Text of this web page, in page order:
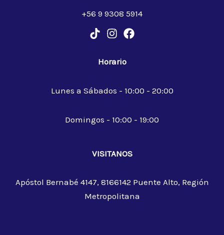
+56 9 9308 5914
Horario
Lunes a Sábados - 10:00 - 20:00
Domingos - 10:00 - 19:00
VISITANOS
Apóstol Bernabé 4147, 8166142 Puente Alto, Región
Metropolitana